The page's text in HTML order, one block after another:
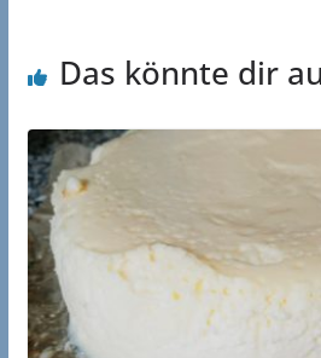
Das könnte dir